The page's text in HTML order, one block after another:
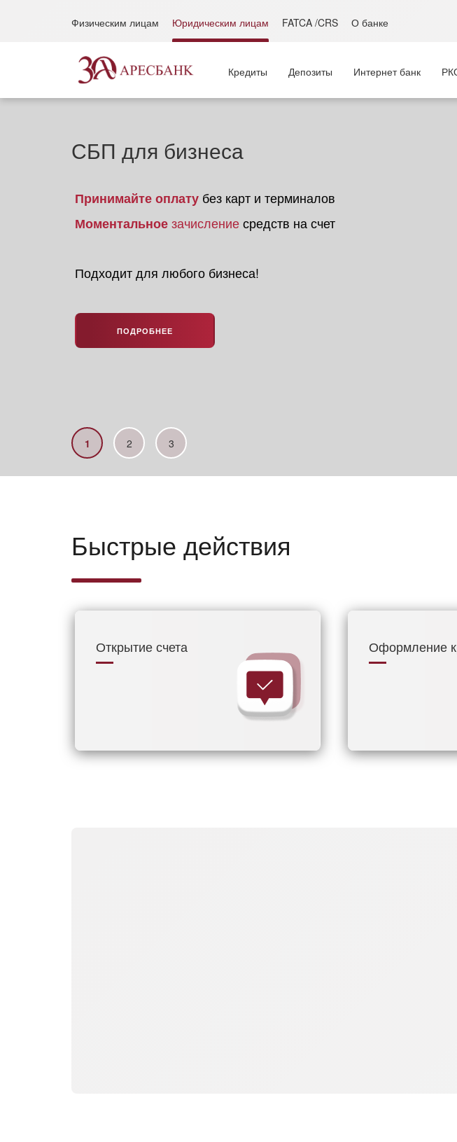
Физическим лицам Юридическим лицам FATCA /CRS О банке
Кредиты Депозиты Интернет банк
СБП для бизнеса
Принимайте оплату без карт и терминалов
Моментальноезачислениесредств на счет
Подходит для любого бизнеса!
ПОДРОБНЕЕ
1 2 3
Быстрые действия
Открытие счета Оформление